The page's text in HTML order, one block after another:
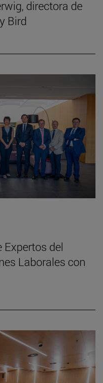
directora de
Bird
Expertos del
Laborales con